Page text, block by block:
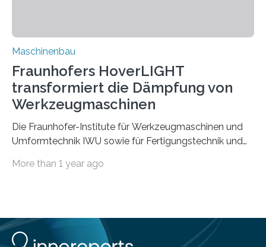
Maschinenbau
Fraunhofers HoverLIGHT
transformiert die Dämpfung von
Werkzeugmaschinen
Die Fraunhofer-Institute für Werkzeugmaschinen und
Umformtechnik IWU sowie für Fertigungstechnik und
Durchbruch in der Materialforschung erzielt: Der
partikelgefüllten Hohlkugeln erreicht HoverLIGHT einen
bisher unerreichten Eigenschaftsmix aus Leichtigkeit,
More than 1 year ago